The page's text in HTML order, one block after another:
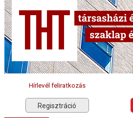
Hírlevél feliratkozás
Regisztráció